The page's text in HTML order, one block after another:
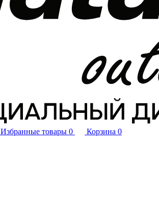
Избранные товары 0 Корзина 0